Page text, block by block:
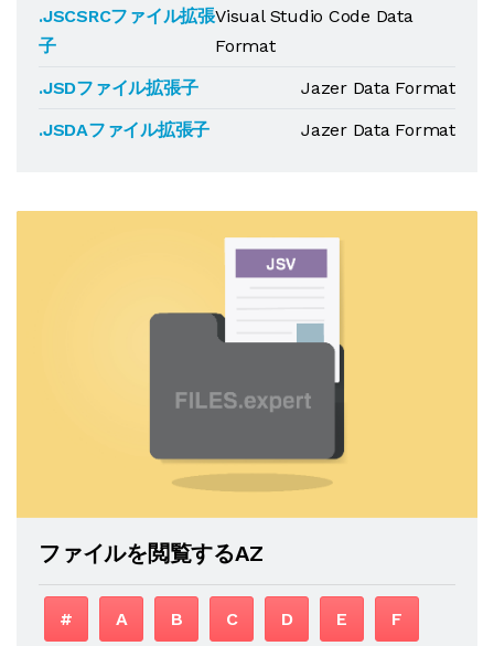
.JSCSRCファイル拡張
子
Visual Studio Code Data
Format
.JSDファイル拡張子
Jazer Data Format
.JSDAファイル拡張子
Jazer Data Format
ファイルを閲覧するAZ
# A B C D E F